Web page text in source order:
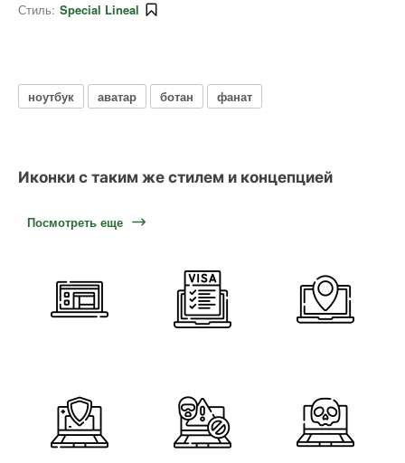
Стиль: Special Lineal
ноутбук аватар ботан фанат
Иконки с таким же стилем и концепцией
Посмотреть еще